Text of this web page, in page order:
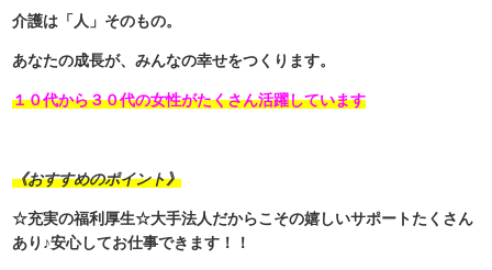
介護は「人」そのもの。
あなたの成長が、みんなの幸せをつくります。
１０代から３０代の女性がたくさん活躍しています
《おすすめのポイント》
☆充実の福利厚生☆大手法人だからこその嬉しいサポートたくさん
あり♪安心してお仕事できます！！